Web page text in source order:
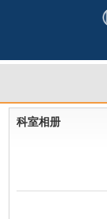
科室相册